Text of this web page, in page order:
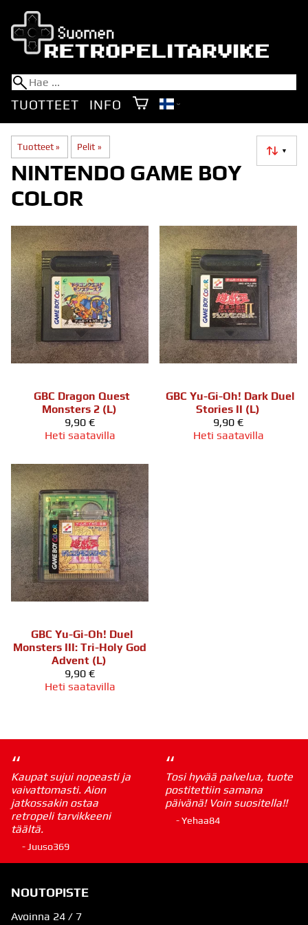
TUOTTEET INFO
Tuotteet ‪» Pelit ‪» ▼
NINTENDO GAME BOY
COLOR
GBC Dragon Quest
Monsters 2 (L)
9,90 €
Heti saatavilla
GBC Yu-Gi-Oh! Dark Duel
Stories II (L)
9,90 €
Heti saatavilla
GBC Yu-Gi-Oh! Duel
Monsters III: Tri-Holy God
Advent (L)
9,90 €
Heti saatavilla
“
Kaupat sujui nopeasti ja
vaivattomasti. Aion
jatkossakin ostaa
retropeli tarvikkeeni
täältä.
- Juuso369
“
Tosi hyvää palvelua, tuote
postitettiin samana
päivänä! Voin suositella!!
- Yehaa84
NOUTOPISTE
Avoinna 24 / 7